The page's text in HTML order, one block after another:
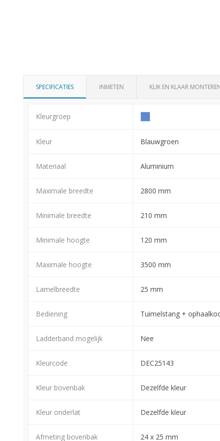
SPECIFICATIES INMETEN KLIK EN KLAAR
Kleurgroep
Kleur Blauwgroen
Materiaal Aluminium
Maximale breedte 2800 mm
Minimale breedte 210 mm
Minimale hoogte 120 mm
Maximale hoogte 3500 mm
Lamelbreedte 25 mm
Bediening Tuimelstang +
Ladderband mogelijk Nee
Kleurcode DEC25143
Kleur bovenbak Dezelfde kleur
Kleur onderlat Dezelfde kleur
Afmeting bovenbak 24 x 25 mm